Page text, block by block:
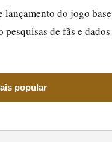
lançamento do jogo
de fãs e dados
popular